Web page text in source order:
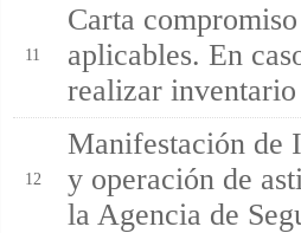
11
Carta
aplicables. En
realizar
12
Manifestación de
y operación de
la Agencia de